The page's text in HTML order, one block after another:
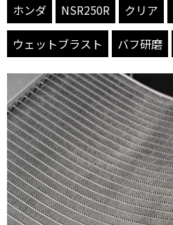
ホンダ
NSR250R クリア
ウェットブラスト
バフ研磨